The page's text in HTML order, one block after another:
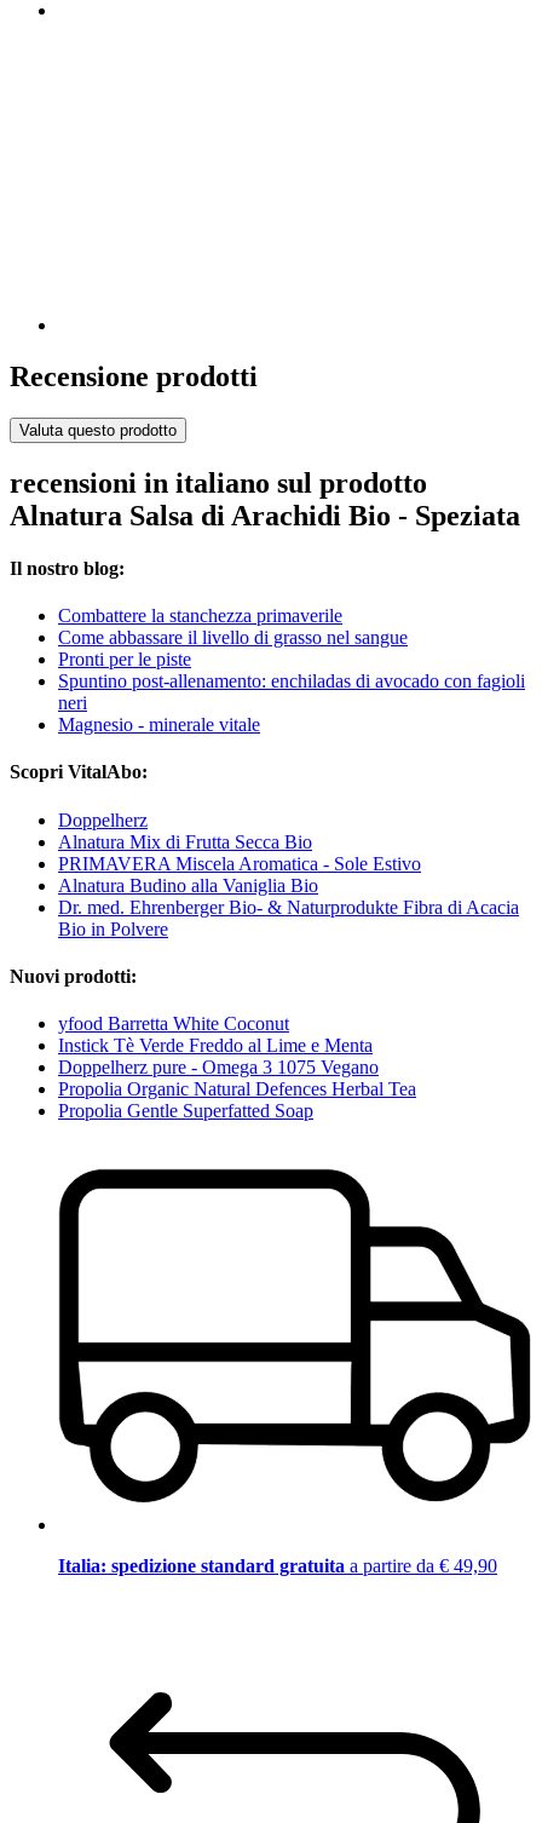
Recensione prodotti
Valuta questo prodotto
recensioni in italiano sul prodotto
Alnatura Salsa di Arachidi Bio - Speziata
Il nostro blog:
Combattere la stanchezza primaverile
Come abbassare il livello di grasso nel sangue
Pronti per le piste
Spuntino post-allenamento: enchiladas di avocado con fagioli
neri
Magnesio - minerale vitale
Scopri VitalAbo:
Doppelherz
Alnatura Mix di Frutta Secca Bio
PRIMAVERA Miscela Aromatica - Sole Estivo
Alnatura Budino alla Vaniglia Bio
Dr. med. Ehrenberger Bio- & Naturprodukte Fibra di Acacia
Bio in Polvere
Nuovi prodotti:
yfood Barretta White Coconut
Instick Tè Verde Freddo al Lime e Menta
Doppelherz pure - Omega 3 1075 Vegano
Propolia Organic Natural Defences Herbal Tea
Propolia Gentle Superfatted Soap
Italia: spedizione standard gratuita a partire da € 49,90